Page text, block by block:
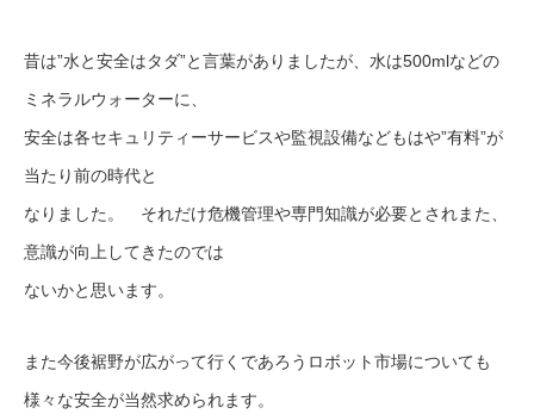
昔は”水と安全はタダ”と言葉がありましたが、水は500mlなどの
ミネラルウォーターに、
安全は各セキュリティーサービスや監視設備などもはや”有料”が
当たり前の時代と
なりました。 それだけ危機管理や専門知識が必要とされまた、
意識が向上してきたのでは
ないかと思います。
また今後裾野が広がって行くであろうロボット市場についても
様々な安全が当然求められます。